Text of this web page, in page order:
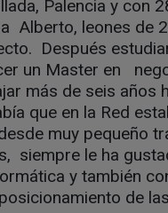
Palencia y con
Alberto, leones de
Después
un Master en
más de seis años
que en la Red
muy pequeño
siempre le ha
y también
de